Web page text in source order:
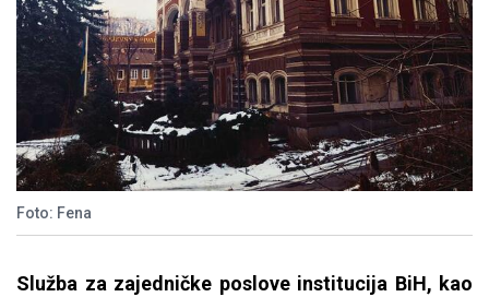
Foto: Fena
Služba za zajedničke poslove institucija BiH, kao